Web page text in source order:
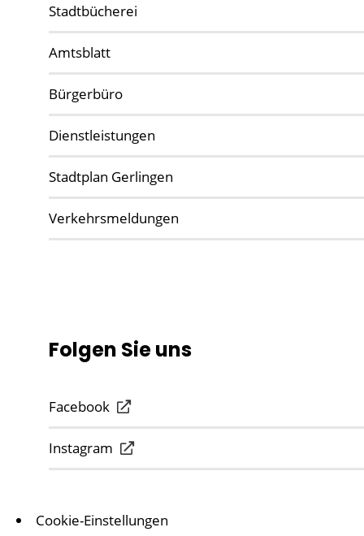
Stadtbücherei
Amtsblatt
Bürgerbüro
Dienstleistungen
Stadtplan Gerlingen
Verkehrsmeldungen
Folgen Sie uns
Facebook
Instagram
Cookie-Einstellungen